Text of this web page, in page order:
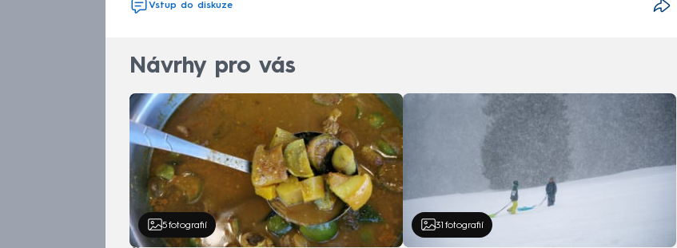
Vstup do diskuze
Návrhy pro vás
5 fotografií 31 fotografií